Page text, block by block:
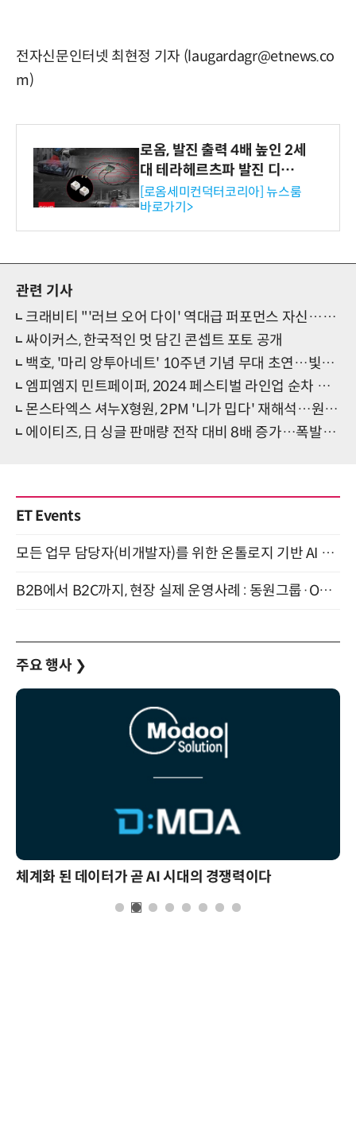
전자신문인터넷 최현정 기자 (laugardagr@etnews.co
m)
로옴, 발진 출력 4배 높인 2세
대 테라헤르츠파 발진 디바이
스 개발
[로옴세미컨덕터코리아] 뉴스룸
바로가기>
관련 기사
크래비티 "'러브 오어 다이' 역대급 퍼포먼스 자신…꼭 눈과 귀로 확인 바란다" (일문일답)
싸이커스, 한국적인 멋 담긴 콘셉트 포토 공개
백호, '마리 앙투아네트' 10주년 기념 무대 초연…빛나는 주연 활약
엠피엠지 민트페이퍼, 2024 페스티벌 라인업 순차 공개…'1년 내내 즐겁다'
몬스타엑스 셔누X형원, 2PM '니가 밉다' 재해석…원곡과 전혀 다른 감성 예고
에이티즈, 日 싱글 판매량 전작 대비 8배 증가…폭발적 상승세
ET Events
모든 업무 담당자(비개발자)를 위한 온톨로지 기반 AI 지식체계 설계 1-day 워크숍 8월 20일 개최
B2B에서 B2C까지, 현장 실제 운영사례 : 동원그룹·OCI·다이닝브랜즈그룹·당근 (8/27)
주요 행사 ❯
체계화 된 데이터가 곧 AI 시대의 경쟁력이다